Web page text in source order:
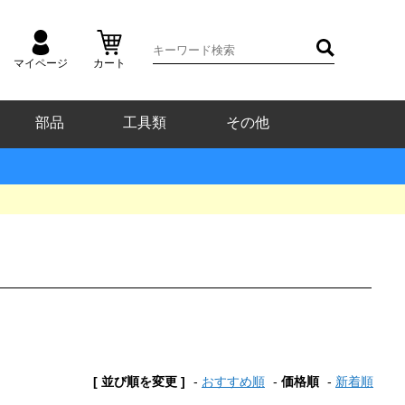
マイページ カート
部品 工具類 その他
[ 並び順を変更 ] - おすすめ順 - 価格順 - 新着順